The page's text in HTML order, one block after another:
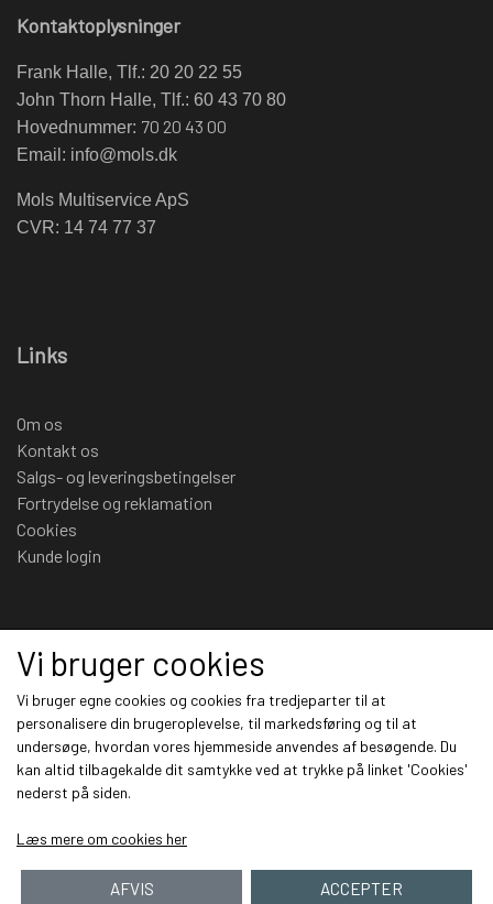
Kontaktoplysninger
Frank Halle, Tlf.: 20 20 22 55
John Thorn Halle, Tlf.: 60 43 70 80
Hovednummer: 70 20 43 00
Email: info@mols.dk
Mols Multiservice ApS
CVR: 14 74 77 37
Links
Om os
Kontakt os
Salgs- og leveringsbetingelser
Fortrydelse og reklamation
Cookies
Kunde login
Sociale medier
Modtag vores nyhedsbrev via e-mail
Vi bruger cookies
Vi bruger egne cookies og cookies fra tredjeparter til at
personalisere din brugeroplevelse, til markedsføring og til at
undersøge, hvordan vores hjemmeside anvendes af besøgende. Du
kan altid tilbagekalde dit samtykke ved at trykke på linket 'Cookies'
nederst på siden.
Læs mere om cookies her
AFVIS ACCEPTER